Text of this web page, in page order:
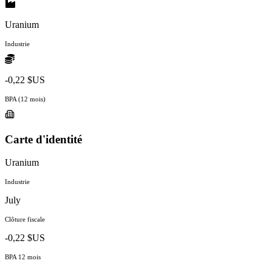
Uranium
Industrie
-0,22 $US
BPA (12 mois)
Carte d'identité
Uranium
Industrie
July
Clôture fiscale
-0,22 $US
BPA 12 mois